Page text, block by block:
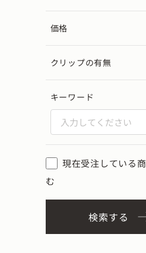
価格
クリップの有無
キーワード
現在受注している
む
検索する